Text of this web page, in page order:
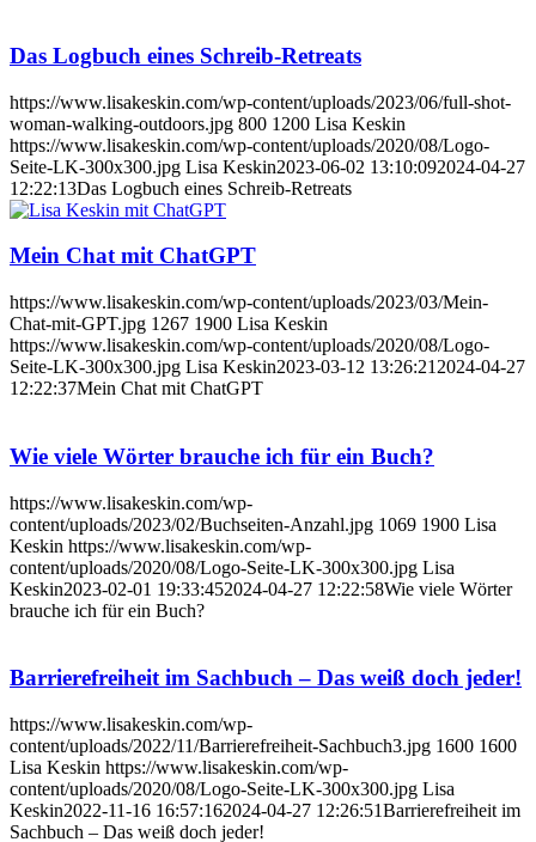
Das Logbuch eines Schreib-Retreats
https://www.lisakeskin.com/wp-content/uploads/2023/06/full-shot-
woman-walking-outdoors.jpg 800 1200 Lisa Keskin
https://www.lisakeskin.com/wp-content/uploads/2020/08/Logo-
Seite-LK-300x300.jpg Lisa Keskin2023-06-02 13:10:092024-04-27
12:22:13Das Logbuch eines Schreib-Retreats
Mein Chat mit ChatGPT
https://www.lisakeskin.com/wp-content/uploads/2023/03/Mein-
Chat-mit-GPT.jpg 1267 1900 Lisa Keskin
https://www.lisakeskin.com/wp-content/uploads/2020/08/Logo-
Seite-LK-300x300.jpg Lisa Keskin2023-03-12 13:26:21 2024-04-27
12:22:37Mein Chat mit ChatGPT
Wie viele Wörter brauche ich für ein Buch?
https://www.lisakeskin.com/wp-
content/uploads/2023/02/Buchseiten-Anzahl.jpg 1069 1900 Lisa
Keskin https://www.lisakeskin.com/wp-
content/uploads/2020/08/Logo-Seite-LK-300x300.jpg Lisa
Keskin2023-02-01 19:33:452024-04-27 12:22:58Wie viele Wörter
brauche ich für ein Buch?
Barrierefreiheit im Sachbuch – Das weiß doch jeder!
https://www.lisakeskin.com/wp-
content/uploads/2022/11/Barrierefreiheit-Sachbuch3.jpg 1600 1600
Lisa Keskin https://www.lisakeskin.com/wp-
content/uploads/2020/08/Logo-Seite-LK-300x300.jpg Lisa
Keskin2022-11-16 16:57:162024-04-27 12:26:51Barrierefreiheit im
Sachbuch – Das weiß doch jeder!